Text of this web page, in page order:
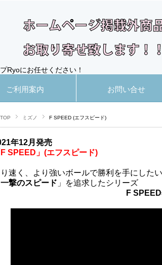
Ryoにお任せください！
ご利用案内 お問い合せ
TOP ミズノ F SPEED (エフスピード)
年12月発売
F SPEED」(エフスピード)
り速く、より強いボールで勝利を手にした
一撃のスピード 」を追求したシリーズ
F